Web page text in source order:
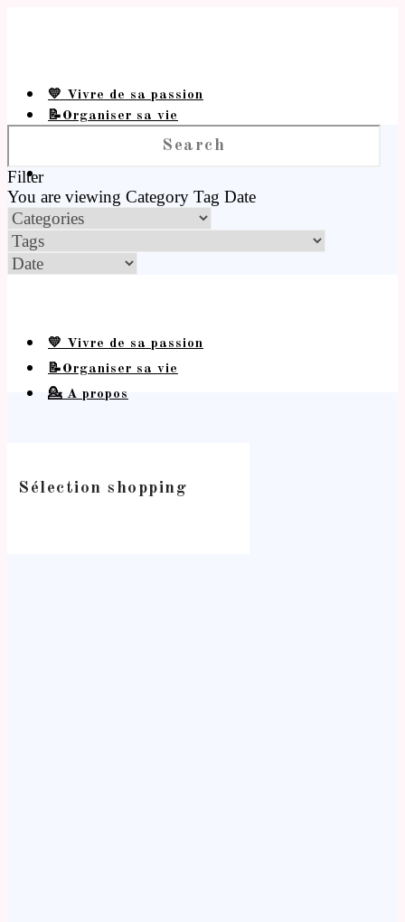
💛 Vivre de sa passion
📝Organiser sa vie
Filter
You are viewing Category Tag Date
💛 Vivre de sa passion
📝Organiser sa vie
💁 A propos
Sélection shopping